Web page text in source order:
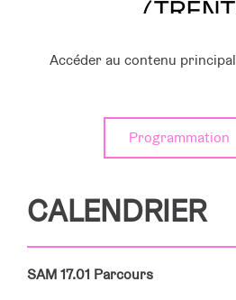
Accéder au contenu principal
Programmation
CALENDRIER
SAM 17.01 Parcours